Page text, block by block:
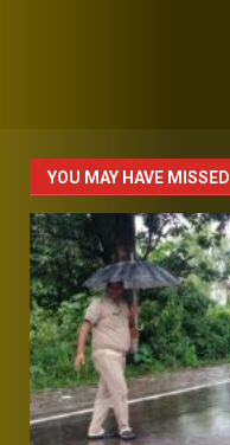
YOU MAY HAVE MISSED